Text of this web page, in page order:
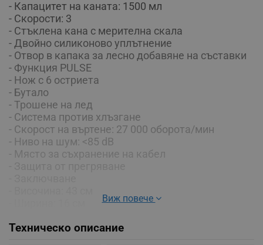
- Капацитет на каната: 1500 мл
- Скорости: 3
- Стъклена кана с мерителна скала
- Двойно силиконово уплътнение
- Отвор в капака за лесно добавяне на съставки
- Функция PULSE
- Нож с 6 остриета
- Бутало
- Трошене на лед
- Система против хлъзгане
- Скорост на въртене: 27 000 оборота/мин
- Ниво на шум: <85 dB
- Място за съхранение на кабел
- Захранване: 220-240V, 50-60 HZ
Виж повече
Техническо описание